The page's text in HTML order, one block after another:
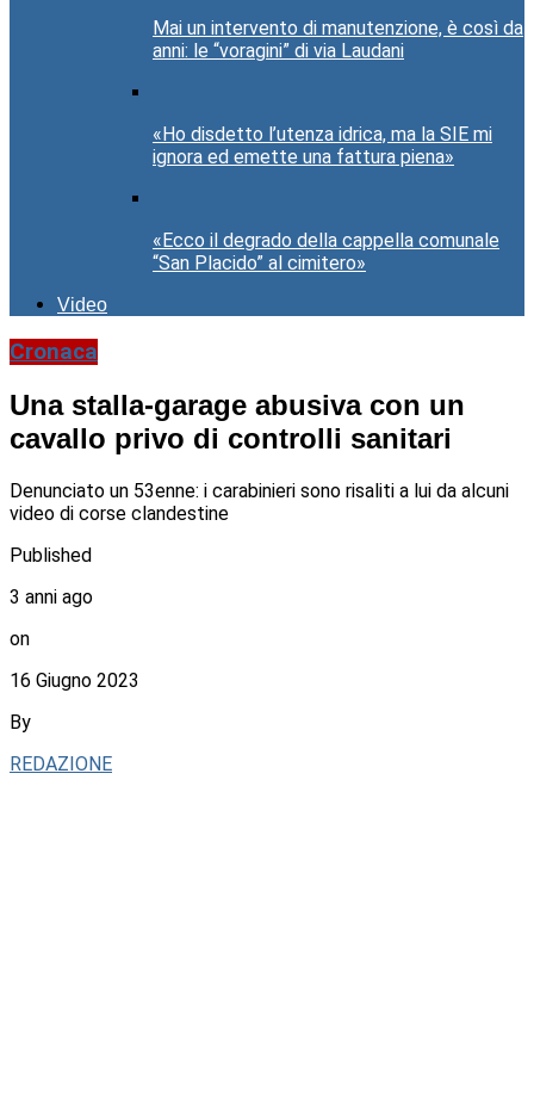
Mai un intervento di manutenzione, è così da
anni: le “voragini” di via Laudani
«Ho disdetto l’utenza idrica, ma la SIE mi
ignora ed emette una fattura piena»
«Ecco il degrado della cappella comunale
“San Placido” al cimitero»
Video
Cronaca
Una stalla-garage abusiva con un
cavallo privo di controlli sanitari
Denunciato un 53enne: i carabinieri sono risaliti a lui da alcuni
video di corse clandestine
Published
3 anni ago
on
16 Giugno 2023
By
REDAZIONE